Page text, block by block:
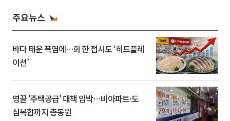
주요뉴스
바다 태운 폭염에…회 한 접시도 ‘히트플레
이션’
영끌 '주택공급' 대책 임박⋯비아파트·도
심복합까지 총동원